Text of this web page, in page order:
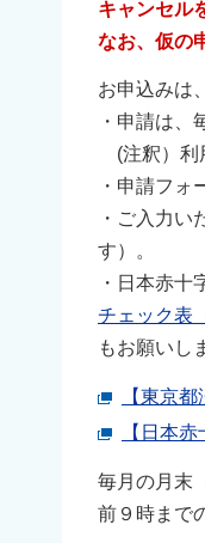
キャンセル
なお、仮の
お申込みは
・申請は、
(注釈）利
・申請フォ
・ご入力
す）。
・日本赤
チェック表
もお願いし
【東京
【日本
毎月の月末
前９時まで